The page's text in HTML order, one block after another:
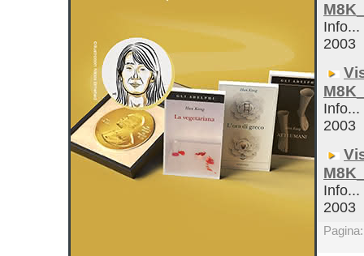
Info...
2003
Info...
2003
Info...
2003